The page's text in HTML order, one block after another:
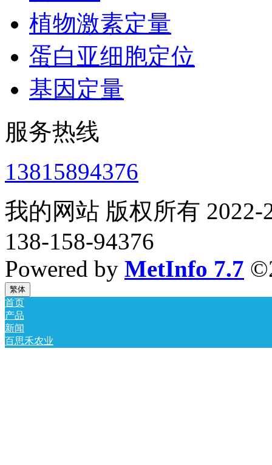
植物激素定量
蛋白亚细胞定位
基因定量
服务热线
13815894376
我的网站 版权所有 2022-
138-158-94376
Powered by MetInfo 7.7
繁体
首页
产品
新闻
百思禾农业